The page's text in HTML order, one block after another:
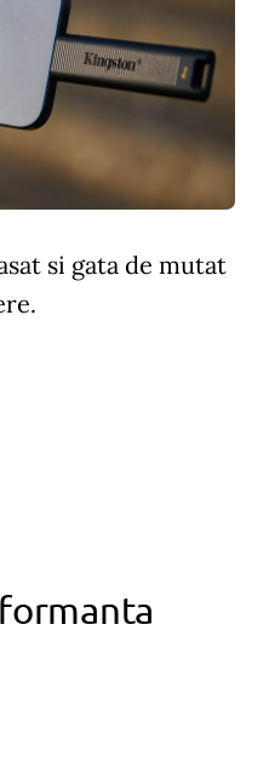
si gata de mutat